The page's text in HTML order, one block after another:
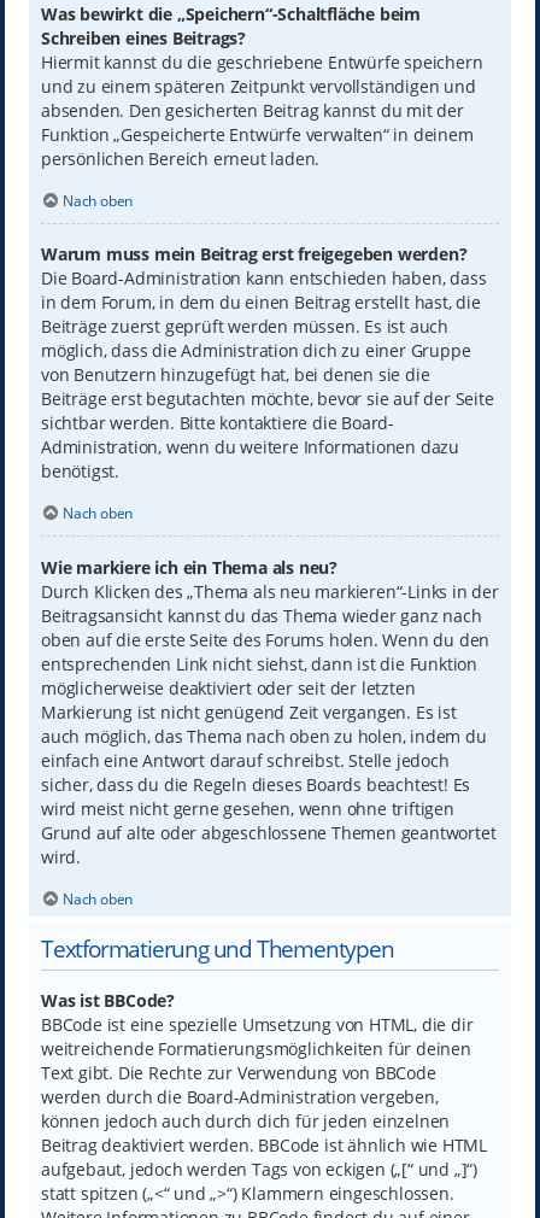
Was bewirkt die „Speichern“-Schaltfläche beim
Schreiben eines Beitrags?
Hiermit kannst du die geschriebene Entwürfe speichern
und zu einem späteren Zeitpunkt vervollständigen und
absenden. Den gesicherten Beitrag kannst du mit der
Funktion „Gespeicherte Entwürfe verwalten“ in deinem
persönlichen Bereich erneut laden.
Nach oben
Warum muss mein Beitrag erst freigegeben werden?
Die Board-Administration kann entschieden haben, dass
in dem Forum, in dem du einen Beitrag erstellt hast, die
Beiträge zuerst geprüft werden müssen. Es ist auch
möglich, dass die Administration dich zu einer Gruppe
von Benutzern hinzugefügt hat, bei denen sie die
Beiträge erst begutachten möchte, bevor sie auf der Seite
sichtbar werden. Bitte kontaktiere die Board-
Administration, wenn du weitere Informationen dazu
benötigst.
Nach oben
Wie markiere ich ein Thema als neu?
Durch Klicken des „Thema als neu markieren“-Links in der
Beitragsansicht kannst du das Thema wieder ganz nach
oben auf die erste Seite des Forums holen. Wenn du den
entsprechenden Link nicht siehst, dann ist die Funktion
möglicherweise deaktiviert oder seit der letzten
Markierung ist nicht genügend Zeit vergangen. Es ist
auch möglich, das Thema nach oben zu holen, indem du
einfach eine Antwort darauf schreibst. Stelle jedoch
sicher, dass du die Regeln dieses Boards beachtest! Es
wird meist nicht gerne gesehen, wenn ohne triftigen
Grund auf alte oder abgeschlossene Themen geantwortet
wird.
Nach oben
Textformatierung und Thementypen
Was ist BBCode?
BBCode ist eine spezielle Umsetzung von HTML, die dir
weitreichende Formatierungsmöglichkeiten für deinen
Text gibt. Die Rechte zur Verwendung von BBCode
werden durch die Board-Administration vergeben,
können jedoch auch durch dich für jeden einzelnen
Beitrag deaktiviert werden. BBCode ist ähnlich wie HTML
aufgebaut, jedoch werden Tags von eckigen („[“ und „]“)
statt spitzen („<“ und „>“) Klammern eingeschlossen.